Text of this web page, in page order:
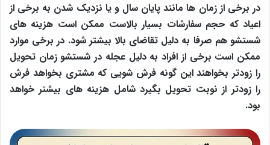
در برخی از زمان ها مانند پایان سال و یا نزدیک شدن به برخی از
اعیاد که حجم سفارشات بسیار بالاست ممکن است هزینه های
شستشو هم صرفا به دلیل تقاضای بالا بیشتر شود. در برخی موارد
ممکن است برخی از افراد به دلیل عجله در شستشو زمان تحویل
را زودتر بخواهند این گونه فرش شویی که مشتری بخواهد فرش
را زودتر از نوبت تحویل بگیرد شامل هزینه های بیشتر خواهد
بود.